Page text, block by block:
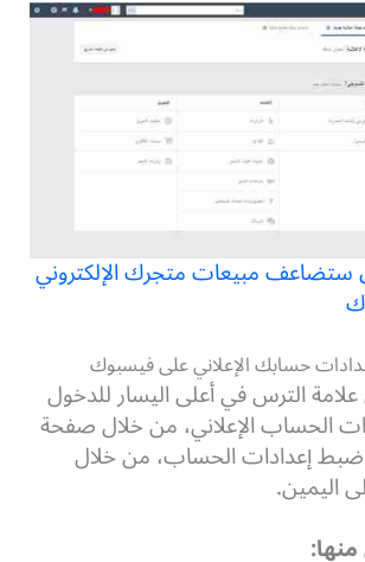
ستضاعف مبيعات متجرك الإلكتروني
حسابك الإعلاني على فيسبوك
الترس في أعلى اليسار للدخول
الحساب الإعلاني،من خلال صفحة
إعدادات الحساب، من خلال
اليمين.